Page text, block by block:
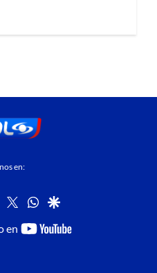
en:
instagram
twitterwhatsapp
google
en
youtube-